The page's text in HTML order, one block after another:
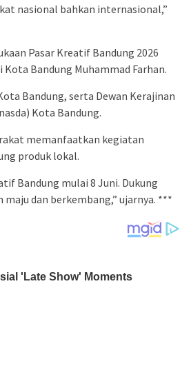
nasional bahkan internasional,”
Pasar Kreatif Bandung 2026
Bandung Muhammad Farhan.
Bandung, serta Dewan Kerajinan
Kota Bandung.
memanfaatkan kegiatan
produk lokal.
Bandung mulai 8 Juni. Dukung
maju dan berkembang,” ujarnya. ***